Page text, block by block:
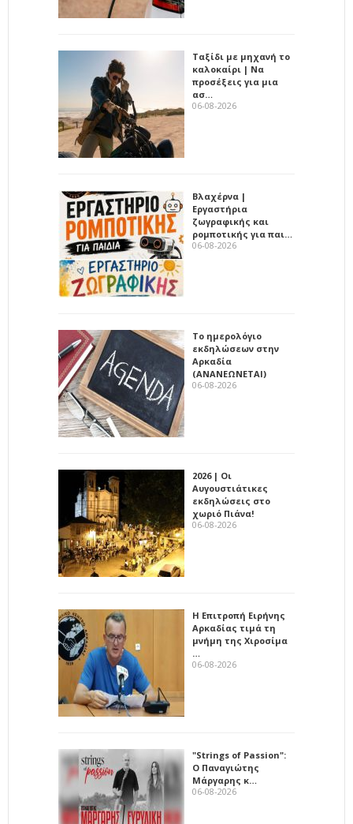
Ταξίδι με μηχανή το
καλοκαίρι | Να
προσέξεις για μια
ασ…
06-08-2026
Βλαχέρνα |
Εργαστήρια
ζωγραφικής και
ρομποτικής για παι…
06-08-2026
Το ημερολόγιο
εκδηλώσεων στην
Αρκαδία
(ΑΝΑΝΕΩΝΕΤΑΙ)
06-08-2026
2026 | Οι
Αυγουστιάτικες
εκδηλώσεις στο
χωριό Πιάνα!
06-08-2026
Η Επιτροπή Ειρήνης
Αρκαδίας τιμά τη
μνήμη της Χιροσίμα
…
06-08-2026
"Strings of Passion":
Ο Παναγιώτης
Μάργαρης κ…
06-08-2026